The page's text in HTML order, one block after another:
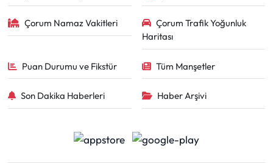
Çorum Namaz Vakitleri
Çorum Trafik Yoğunluk
Haritası
Puan Durumu ve Fikstür Tüm Manşetler
Son Dakika Haberleri Haber Arşivi